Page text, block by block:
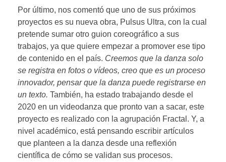
Por último, nos comentó que uno de sus próximos
proyectos es su nueva obra, Pulsus Ultra, con la cual
pretende sumar otro guion coreográfico a sus
trabajos, ya que quiere empezar a promover ese tipo
de contenido en el país. Creemos que la danza solo
se registra en fotos o vídeos, creo que es un proceso
innovador, pensar que la danza puede registrarse en
un texto. También, ha estado trabajando desde el
2020 en un videodanza que pronto van a sacar, este
proyecto es realizado con la agrupación Fractal. Y, a
nivel académico, está pensando escribir artículos
que planteen a la danza desde una reflexión
científica de cómo se validan sus procesos.